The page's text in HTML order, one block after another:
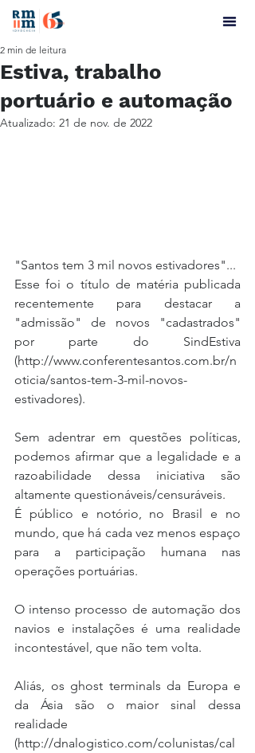
Estiva, trabalho
portuário e automação
2 min de leitura
Atualizado: 21 de nov. de 2022
"Santos tem 3 mil novos estivadores"...
Esse foi o título de matéria publicada
recentemente para destacar a
"admissão" de novos "cadastrados"
por parte do SindEstiva
(http://www.conferentesantos.com.br/n
oticia/santos-tem-3-mil-novos-
estivadores).
Sem adentrar em questões políticas,
podemos afirmar que a legalidade e a
razoabilidade dessa iniciativa são
altamente questionáveis/censuráveis.
É público e notório, no Brasil e no
mundo, que há cada vez menos espaço
para a participação humana nas
operações portuárias.
O intenso processo de automação dos
navios e instalações é uma realidade
incontestável, que não tem volta.
Aliás, os ghost terminals da Europa e
da Ásia são o maior sinal dessa
realidade
(http://dnalogistico.com/colunistas/cal